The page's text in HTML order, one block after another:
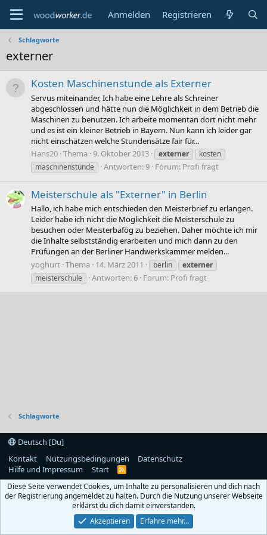
Anmelden Registrieren
Schlagworte
externer
Kosten Maschinenstunde als Externer
Servus miteinander, Ich habe eine Lehre als Schreiner
abgeschlossen und hätte nun die Möglichkeit in dem Betrieb die
Maschinen zu benutzen. Ich arbeite momentan dort nicht mehr
und es ist ein kleiner Betrieb in Bayern. Nun kann ich leider gar
nicht einschätzen welche Stundensätze fair für...
Hans20 Thema 9. Oktober 2013 externer
kosten
maschinenstunde
Antworten: 9 Forum: Profi fragt
Meisterschule als "Externer" in Berlin
Hallo, ich habe mich entschieden den Meisterbrief zu erlangen.
Leider habe ich nicht die Möglichkeit die Meisterschule zu
besuchen oder Meisterbafög zu beziehen. Daher möchte ich mir
die Inhalte selbstständig erarbeiten und mich dann zu den
Prüfungen an der Berliner Handwerkskammer melden...
yoghurt Thema 14. März 2011 berlin
externer
meisterschule
Antworten: 6 Forum: Profi fragt
Schlagworte
Deutsch [Du]
Kontakt
Nutzungsbedingungen
Datenschutz
Hilfe und Impressum
Start
R
S
Diese Seite verwendet Cookies, um Inhalte zu personalisieren und dich nach
der Registrierung angemeldet zu halten. Durch die Nutzung unserer Webseite
erklärst du dich damit einverstanden.
Akzeptieren
Erfahre mehr…